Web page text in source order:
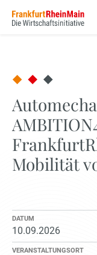
Mobilität
DATUM
10.09.2026
VERANSTALTUNGSORT